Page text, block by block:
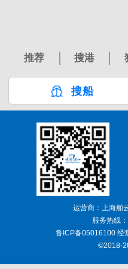
推荐 搜港
搜船
运营商：上海舶
服务热线
鲁ICP备05016100 经
©2018-